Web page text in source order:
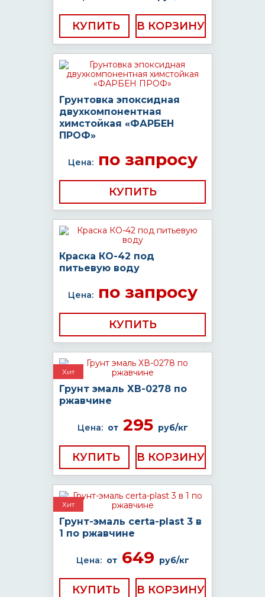
КУПИТЬ
Грунтовка эпоксидная
двухкомпонентная
химстойкая «ФАРБЕН
ПРОФ»
Цена:по запросу
КУПИТЬ
Краска КО-42 под
питьевую воду
Цена:по запросу
КУПИТЬ
Хит
Грунт эмаль ХВ-0278 по
ржавчине
Цена: от295 руб/кг
КУПИТЬ
Хит
Грунт-эмаль certa-plast 3 в
1 по ржавчине
Цена: от649 руб/кг
КУПИТЬ